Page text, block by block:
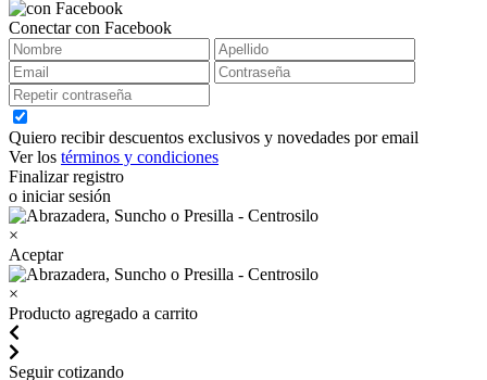
Conectar con Facebook
Quiero recibir descuentos exclusivos y novedades por email
Ver los términos y condiciones
Finalizar registro
o iniciar sesión
×
Aceptar
×
Producto agregado a carrito
Seguir cotizando